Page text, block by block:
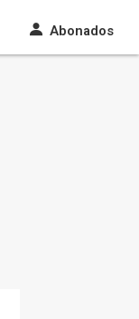
Abonados